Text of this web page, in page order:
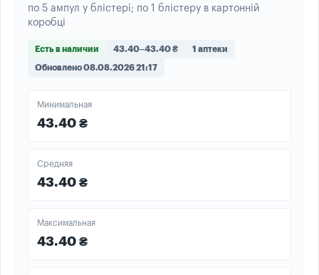
по 5 ампул у блістері; по 1 блістеру в картонній
коробці
Есть в наличии 43.40–43.40 ₴ 1 аптеки
Обновлено 08.08.2026 21:17
Минимальная
43.40 ₴
Средняя
43.40 ₴
Максимальная
43.40 ₴